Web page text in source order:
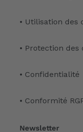
• Utilisation des
• Protection des
• Confidentialité
• Conformité
Newsletter